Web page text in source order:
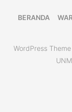
BERANDA
WordPress